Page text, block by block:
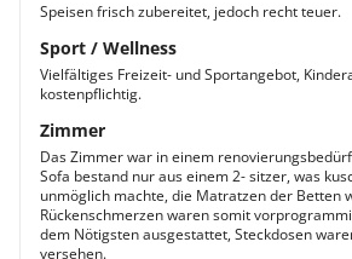
Speisen frisch zubereitet, jedoch recht teuer.
Sport / Wellness
Vielfältiges Freizeit- und Sportangebot,
kostenpflichtig.
Zimmer
Das Zimmer war in einem
Sofa bestand nur aus einem 2- sitzer, was
unmöglich machte, die Matratzen der Betten
Rückenschmerzen waren somit
dem Nötigsten ausgestattet, Steckdosen
versehen.